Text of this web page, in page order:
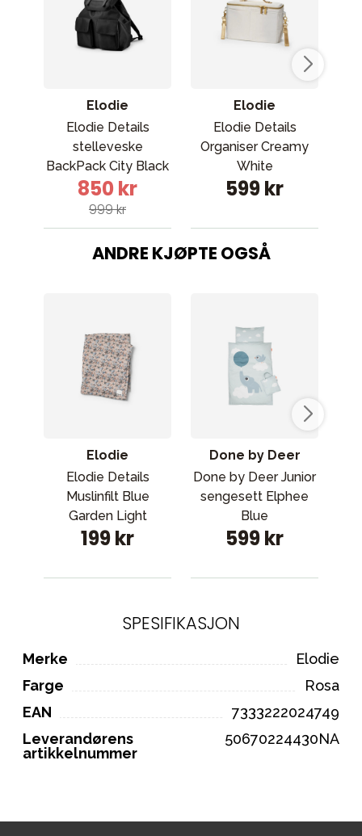
Elodie
Elodie Details
stelleveske
BackPack City Black
850 kr
999 kr
Elodie
Elodie Details
Organiser Creamy
White
599 kr
ANDRE KJØPTE OGSÅ
Elodie
Elodie Details
Muslinfilt Blue
Garden Light
199 kr
Done by Deer
Done by Deer Junior
sengesett Elphee
Blue
599 kr
SPESIFIKASJON
Merke
Elodie
Farge
Rosa
EAN
7333222024749
Leverandørens
artikkelnummer
50670224430NA